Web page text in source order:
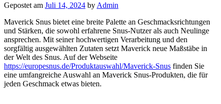
Gepostet am Juli 14, 2024 by Admin
Maverick Snus bietet eine breite Palette an Geschmacksrichtungen
und Stärken, die sowohl erfahrene Snus-Nutzer als auch Neulinge
ansprechen. Mit seiner hochwertigen Verarbeitung und den
sorgfältig ausgewählten Zutaten setzt Maverick neue Maßstäbe in
der Welt des Snus. Auf der Webseite
https://europesnus.de/Produktauswahl/Maverick-Snus finden Sie
eine umfangreiche Auswahl an Maverick Snus-Produkten, die für
jeden Geschmack etwas bieten.